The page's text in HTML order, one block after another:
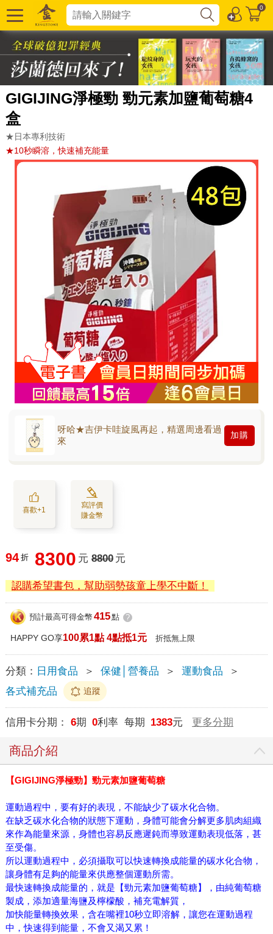
0
GIGIJING淨極勁 勁元素加鹽葡萄糖4
盒
★日本專利技術
★10秒瞬溶，快速補充能量
呀哈★吉伊卡哇旋風再起，精選周邊看過
來
加購
喜歡+1
寫評價
賺金幣
94 折 8300 元 8800 元
認購希望書包，幫助弱勢孩童上學不中斷！
預計最高可得金幣 415點 ?
HAPPY GO享100累1點 4點抵1元 折抵無上限
分類： 日用食品 ＞ 保健│營養品 ＞ 運動食品
＞
各式補充品
追蹤
信用卡分期： 6期 0利率 每期 1383元 更多分期
商品介紹
【GIGIJING淨極勁】勁元素加鹽葡萄糖
運動過程中，要有好的表現，不能缺少了碳水化合物。
在缺乏碳水化合物的狀態下運動，身體可能會分解更多肌肉組織
來作為能量來源，身體也容易反應遲鈍而導致運動表現低落，甚
至受傷。
所以運動過程中，必須攝取可以快速轉換成能量的碳水化合物，
讓身體有足夠的能量來供應整個運動所需。
最快速轉換成能量的，就是【勁元素加鹽葡萄糖】，由純葡萄糖
製成，添加適量海鹽及檸檬酸，補充電解質，
加快能量轉換效果，含在嘴裡10秒立即溶解，讓您在運動過程
中，快速得到能量，不會又渴又累！